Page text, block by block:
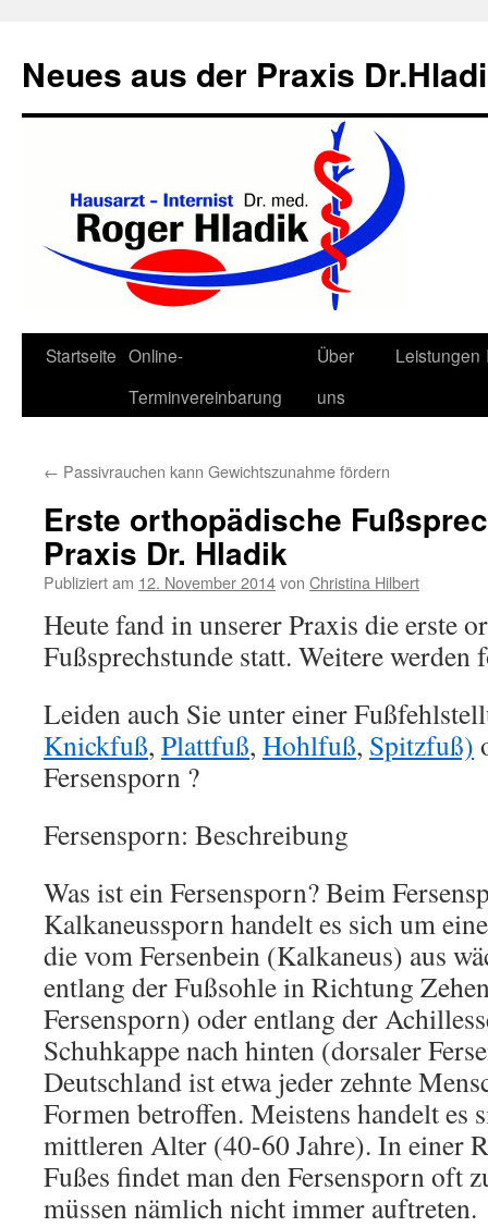
Neues aus der Praxis
Zum
Startseite Online-
Terminvereinbarung
Über
uns
Leistungen
← Passivrauchen kann Gewichtszunahme fördern
Erste orthopädische
Praxis Dr. Hladik
Publiziert am 12. November 2014von Christina Hilbert
Heute fand in unserer Praxis die erste
Fußsprechstunde statt. Weitere werden
Leiden auch Sie unter einer
Knickfuß, Plattfuß, Hohlfuß, Spitzfuß)
Fersensporn ?
Fersensporn: Beschreibung
Was ist ein Fersensporn? Beim
Kalkaneussporn handelt es sich um
die vom Fersenbein (Kalkaneus) aus
entlang der Fußsohle in Richtung
Fersensporn) oder entlang der
Schuhkappe nach hinten (dorsaler
Deutschland ist etwa jeder zehnte
Formen betroffen. Meistens handelt es
mittleren Alter (40-60 Jahre). In einer
Fußes findet man den Fersensporn oft
müssen nämlich nicht immer auftreten.